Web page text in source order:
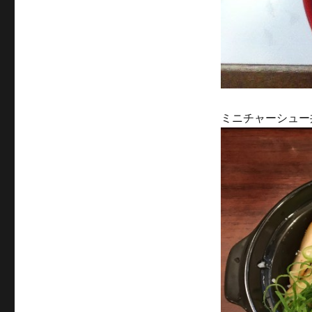
ミニチャーシュ